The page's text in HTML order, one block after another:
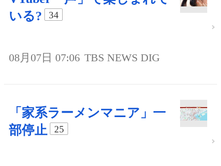
いる?
34
08月07日 07:06 TBS NEWS DIG
「家系ラーメンマニア」一
部停止
25